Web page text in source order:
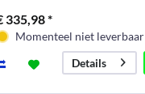
335,98 *
Momenteel niet leverbaar
Details